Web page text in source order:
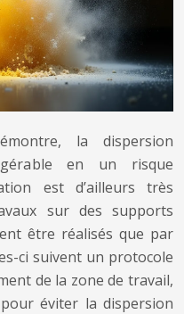
la dispersion
en un risque
est d’ailleurs très
sur des supports
être réalisés que par
ci suivent un protocole
de la zone de travail,
éviter la dispersion